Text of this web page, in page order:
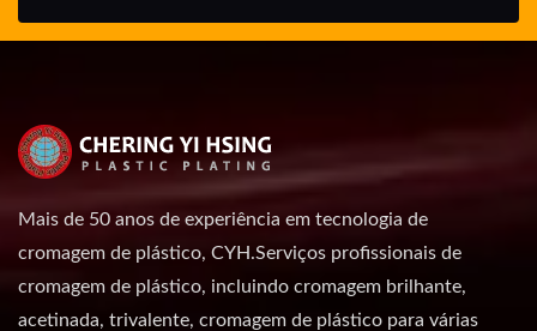
Mais de 50 anos de experiência em tecnologia de
cromagem de plástico, CYH.Serviços profissionais de
cromagem de plástico, incluindo cromagem brilhante,
acetinada, trivalente, cromagem de plástico para várias